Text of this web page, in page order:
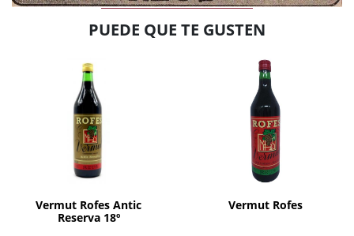
PUEDE QUE TE GUSTEN
Vermut Rofes Antic
Reserva 18º
AÑADIR
Vermut Rofes
AÑADIR